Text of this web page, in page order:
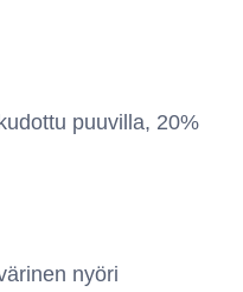
puuvilla, 20%
nyöri